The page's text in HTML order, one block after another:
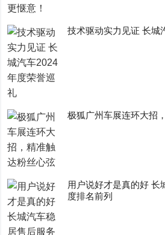
技术驱动实力见证 长城
极狐广州车展连环大招
用户说好才是真的好 长
度排名前列